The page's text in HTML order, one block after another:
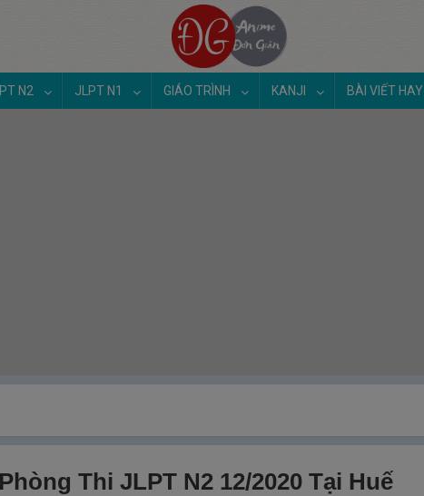
N2 JLPT N1 GIÁO TRÌNH KANJI BÀI VIẾT HAY
Thi JLPT N2 12/2020 Tại Huế